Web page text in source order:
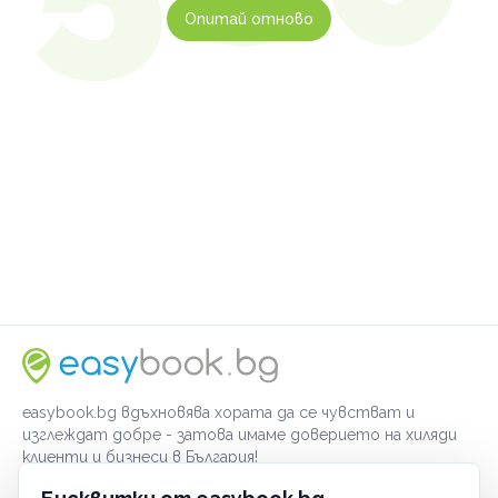
Опитай отново
easybook.bg вдъхновява хората да се чувстват и
изглеждат добре - затова имаме доверието на хиляди
клиенти и бизнеси в България!